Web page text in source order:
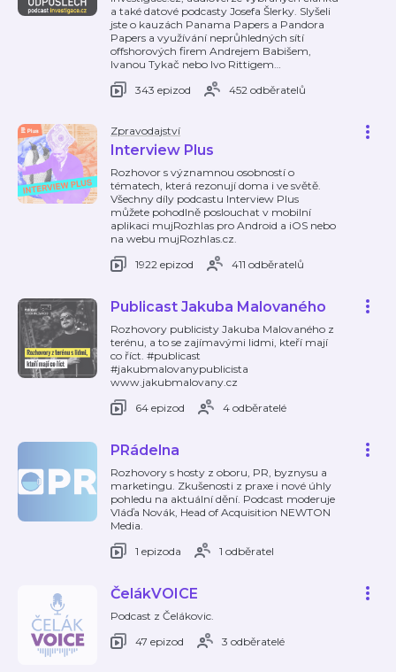
a také datové podcasty Josefa Šlerky. Slyšeli
jste o kauzách Panama Papers a Pandora
Papers a využívání neprůhledných sítí
offshorových firem Andrejem Babišem,
Ivanou Tykač nebo Ivo Rittigem…
343 epizod
452 odběratelů
Zpravodajství
Interview Plus
Rozhovor s významnou osobností o
tématech, která rezonují doma i ve světě.
Všechny díly podcastu Interview Plus
můžete pohodlně poslouchat v mobilní
aplikaci mujRozhlas pro Android a iOS nebo
na webu mujRozhlas.cz.
1922 epizod
411 odběratelů
Publicast Jakuba Malovaného
Rozhovory publicisty Jakuba Malovaného z
terénu, a to se zajímavými lidmi, kteří mají
co říct. #publicast
#jakubmalovanypublicista
www.jakubmalovany.cz
64 epizod
4 odběratelé
PRádelna
Rozhovory s hosty z oboru, PR, byznysu a
marketingu. Zkušenosti z praxe i nové úhly
pohledu na aktuální dění. Podcast moderuje
Vláďa Novák, Head of Acquisition NEWTON
Media.
1 epizoda
1 odběratel
ČelákVOICE
Podcast z Čelákovic.
47 epizod
3 odběratelé